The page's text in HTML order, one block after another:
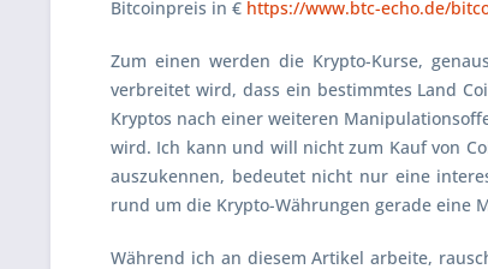
Bitcoinpreis in € https://www.btc-echo.de/
Zum einen werden die Krypto-Kurse,
verbreitet wird, dass ein bestimmtes Land
Kryptos nach einer weiteren
wird. Ich kann und will nicht zum Kauf von
auszukennen, bedeutet nicht nur eine
rund um die Krypto-Währungen gerade eine
Während ich an diesem Artikel arbeite,